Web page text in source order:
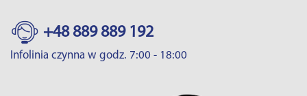
+48 889 889 192
Infolinia czynna w godz. 7:00 - 18:00